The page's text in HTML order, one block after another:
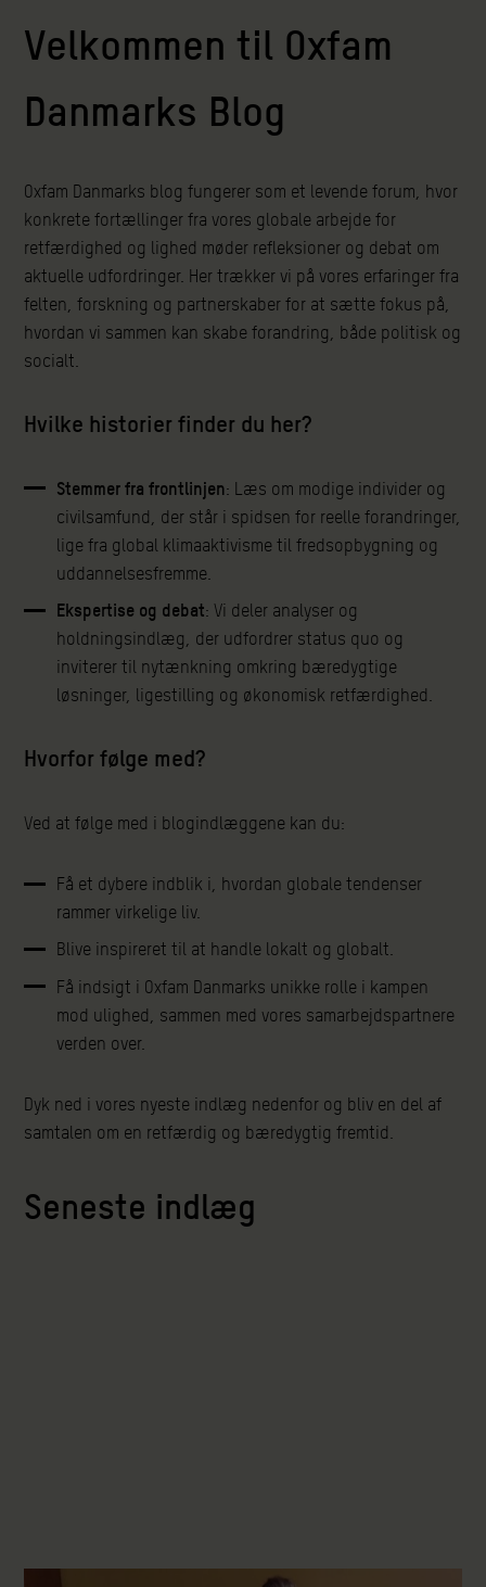
Velkommen til Oxfam
Danmarks Blog
Oxfam Danmarks blog fungerer som et levende forum, hvor
konkrete fortællinger fra vores globale arbejde for
retfærdighed og lighed møder refleksioner og debat om
aktuelle udfordringer. Her trækker vi på vores erfaringer fra
felten, forskning og partnerskaber for at sætte fokus på,
hvordan vi sammen kan skabe forandring, både politisk og
socialt.
Hvilke historier finder du her?
Stemmer fra frontlinjen: Læs om modige individer og
civilsamfund, der står i spidsen for reelle forandringer,
lige fra global klimaaktivisme til fredsopbygning og
uddannelsesfremme.
Ekspertise og debat: Vi deler analyser og
holdningsindlæg, der udfordrer status quo og
inviterer til nytænkning omkring bæredygtige
løsninger, ligestilling og økonomisk retfærdighed.
Hvorfor følge med?
Ved at følge med i blogindlæggene kan du:
Få et dybere indblik i, hvordan globale tendenser
rammer virkelige liv.
Blive inspireret til at handle lokalt og globalt.
Få indsigt i Oxfam Danmarks unikke rolle i kampen
mod ulighed, sammen med vores samarbejdspartnere
verden over.
Dyk ned i vores nyeste indlæg nedenfor og bliv en del af
samtalen om en retfærdig og bæredygtig fremtid.
Seneste indlæg